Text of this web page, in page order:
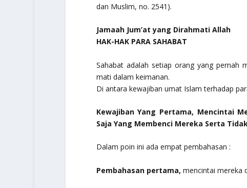
dan Muslim, no. 2541).
Jamaah Jum’at yang Dirahmati Allah
HAK-HAK PARA SAHABAT
Sahabat adalah setiap orang yang pernah
mati dalam keimanan.
Di antara kewajiban umat Islam terhadap
Kewajiban Yang Pertama, Mencintai
Saja Yang Membenci Mereka Serta
Dalam poin ini ada empat pembahasan :
Pembahasan pertama, mencintai mereka